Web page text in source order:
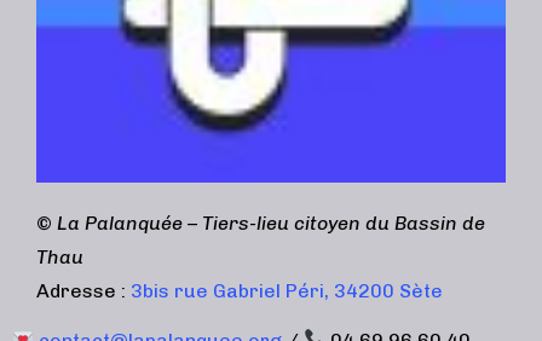
© La Palanquée – Tiers-lieu citoyen du Bassin de
Thau
Adresse : 3bis rue Gabriel Péri, 34200 Sète